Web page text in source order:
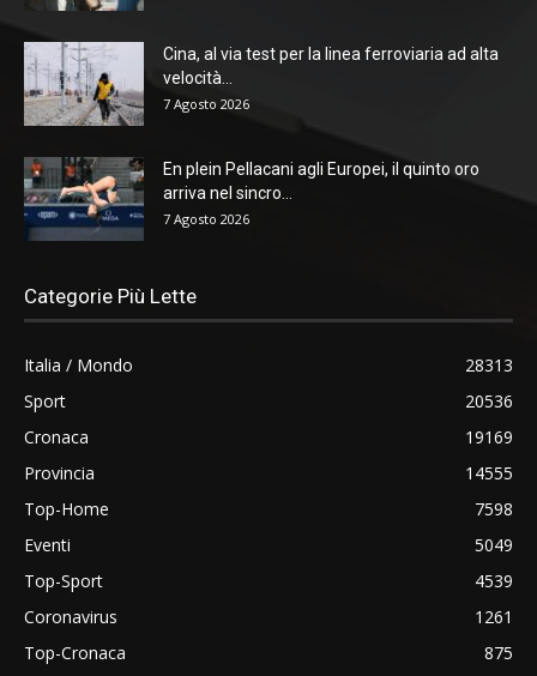
Cina, al via test per la linea ferroviaria ad alta
velocità...
7 Agosto 2026
En plein Pellacani agli Europei, il quinto oro
arriva nel sincro...
7 Agosto 2026
Categorie Più Lette
Italia / Mondo
28313
Sport
20536
Cronaca
19169
Provincia
14555
Top-Home
7598
Eventi
5049
Top-Sport
4539
Coronavirus
1261
Top-Cronaca
875